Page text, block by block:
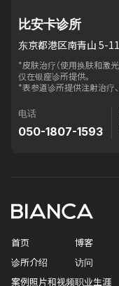
比安卡诊所
东京都港区南青山 5-
*皮肤治疗（使用换肤和激
仅在银座诊所提供。
*表参道诊所提供注射治疗
电话
050-1807-1593
首页
诊所介绍
案例照片和视频
博客
访问
职业生涯